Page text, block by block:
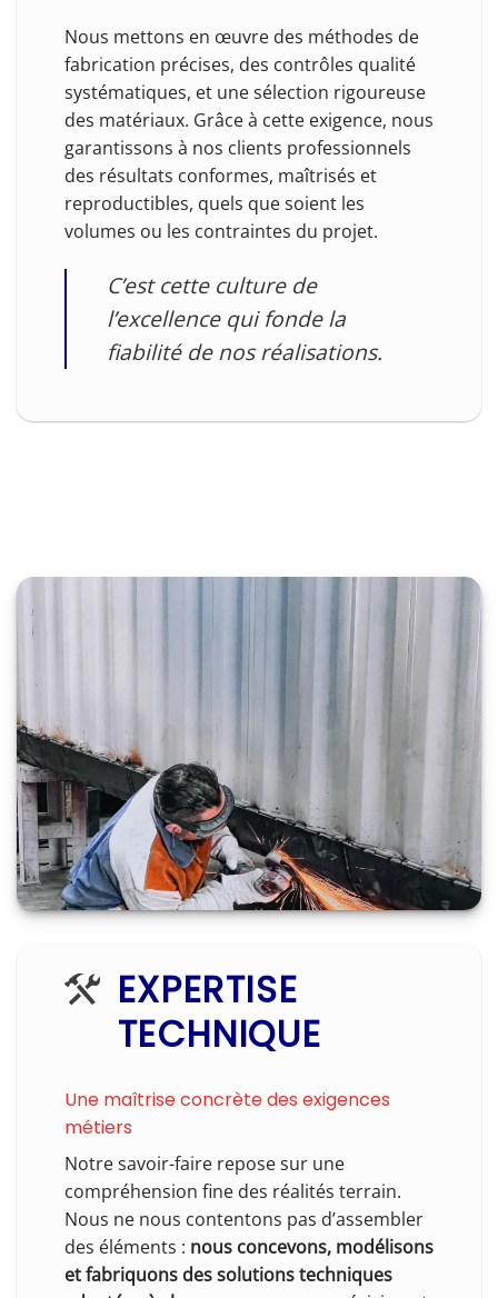
Nous mettons en œuvre des méthodes de
fabrication précises, des contrôles qualité
systématiques, et une sélection rigoureuse
des matériaux. Grâce à cette exigence, nous
garantissons à nos clients professionnels
des résultats conformes, maîtrisés et
reproductibles, quels que soient les
volumes ou les contraintes du projet.
C’est cette culture de
l’excellence qui fonde la
fiabilité de nos réalisations.
EXPERTISE
TECHNIQUE
Une maîtrise concrète des exigences
métiers
Notre savoir-faire repose sur une
compréhension fine des réalités terrain.
Nous ne nous contentons pas d’assembler
des éléments : nous concevons, modélisons
et fabriquons des solutions techniques